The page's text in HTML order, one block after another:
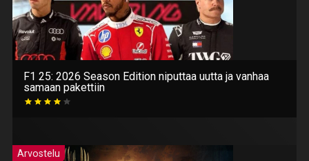
F1 25: 2026 Season Edition niputtaa uutta ja vanhaa
samaan pakettiin
Arvostelu